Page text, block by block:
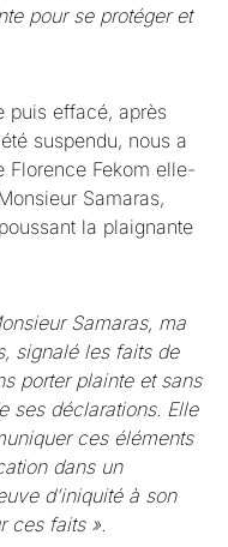
pour se protéger et
puis effacé, après
suspendu, nous a
Florence Fekom elle-
Samaras,
la plaignante
Samaras, ma
signalé les faits de
porter plainte et sans
ses déclarations. Elle
ces éléments
dans un
d’iniquité à son
ces faits ».